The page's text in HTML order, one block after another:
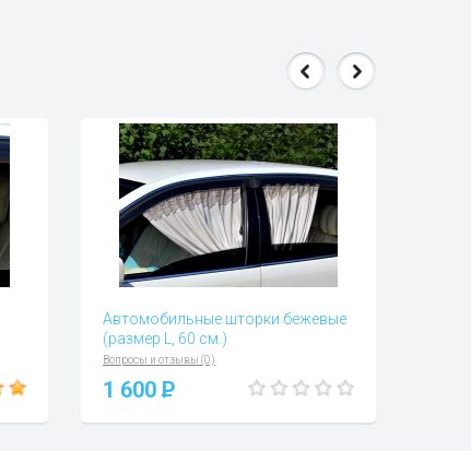
Автомобильные шторки бежевые
(размер L, 60 см.)
Вопросы и отзывы (0)
1 600 P